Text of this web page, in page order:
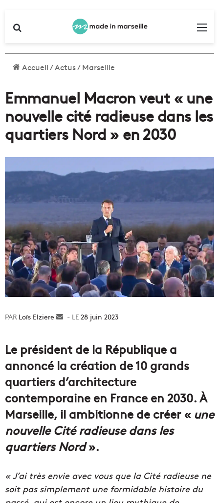
Accueil/Actus/Marseille
Emmanuel Macron veut « une
nouvelle cité radieuse dans les
quartiers Nord » en 2030
Loïs Elziere
Envoyer28 juin 2023
Le président de la République a
annoncé la création de 10 grands
quartiers d’architecture
contemporaine en France en 2030. À
Marseille, il ambitionne de créer « une
nouvelle Cité radieuse dans les
quartiers Nord».
« J’ai très envie avec vous que la Cité radieuse ne
soit pas simplement une formidable histoire du